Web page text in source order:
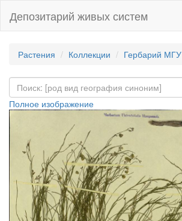
Депозитарий живых систем
Растения Коллекции Гербарий МГУ
Полное изображение